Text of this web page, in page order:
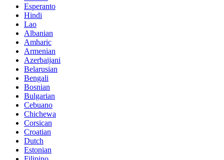
Esperanto
Hindi
Lao
Albanian
Amharic
Armenian
Azerbaijani
Belarusian
Bengali
Bosnian
Bulgarian
Cebuano
Chichewa
Corsican
Croatian
Dutch
Estonian